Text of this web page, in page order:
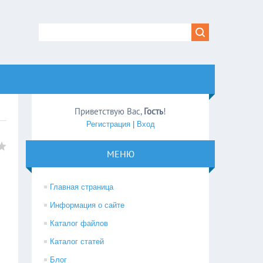
Приветствую Вас, Гость!
Регистрация| Вход
МЕНЮ
Главная страница
Информация о сайте
Каталог файлов
Каталог статей
Блог